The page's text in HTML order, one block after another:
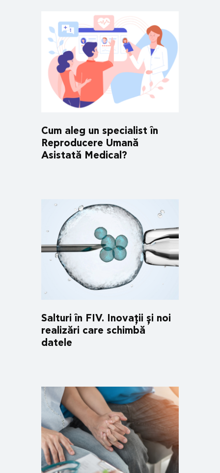
Cum aleg un specialist în
Reproducere Umană
Asistată Medical?
Salturi în FIV. Inovații și noi
realizări care schimbă
datele